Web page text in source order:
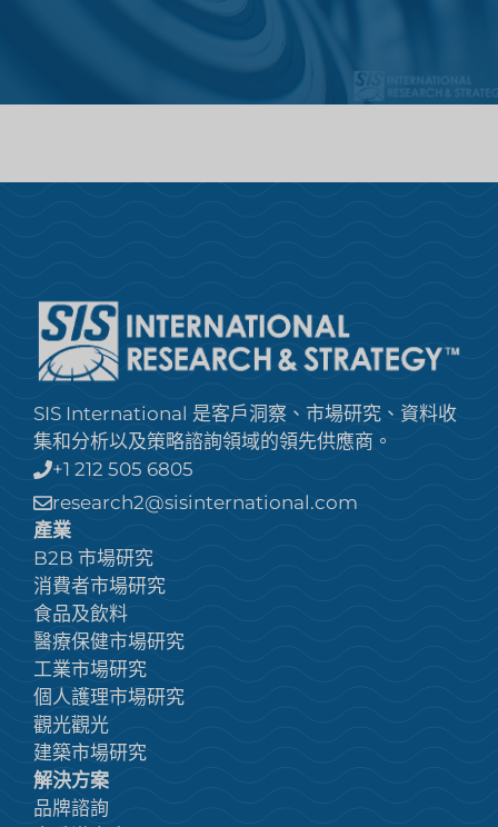
SIS International 是客戶洞察、市場研究、資料收
集和分析以及策略諮詢領域的領先供應商。
+1 212 505 6805
research2@sisinternational.com
產業
B2B 市場研究
消費者市場研究
食品及飲料
醫療保健市場研究
工業市場研究
個人護理市場研究
觀光觀光
建築市場研究
解決方案
品牌諮詢